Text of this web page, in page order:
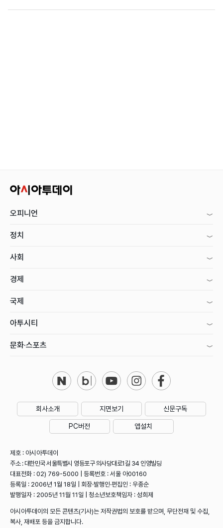
오피니언
정치
사회
경제
국제
아투시티
문화·스포츠
회사소개 지면보기 신문구독
PC버전 앱설치
제호 : 아시아투데이
주소 : 대한민국 서울특별시 영등포구 의사당대로1길 34 인영빌딩
대표전화 : 02) 769-5000 | 등록번호 : 서울 아00160
등록일 : 2006년 1월 18일 | 회장·발행인·편집인 : 우종순
발행일자 : 2005년 11월 11일 | 청소년보호책임자 : 성희제
아시아투데이의 모든 콘텐츠(기사)는 저작권법의 보호를 받으며, 무단전재 및 수집,
복사, 재배포 등을 금지합니다.